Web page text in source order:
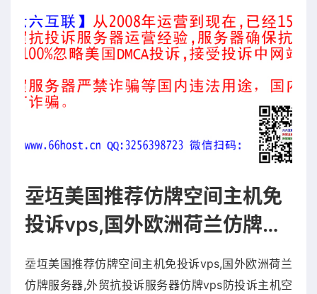
坖坘美国推荐仿牌空间主机免
投诉vps,国外欧洲荷兰仿牌服
务器,外贸抗投诉服务器仿牌
vps防投诉主机空间
坖坘美国推荐仿牌空间主机免投诉vps,国外欧洲荷兰
仿牌服务器,外贸抗投诉服务器仿牌vps防投诉主机空